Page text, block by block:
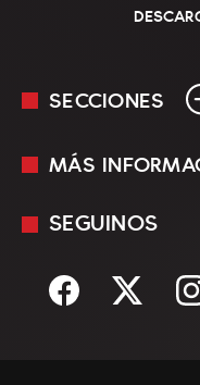
SECCIONES
En Vivo
Sociedad
MÁS
Mediakit
Términos y
SEGUINOS